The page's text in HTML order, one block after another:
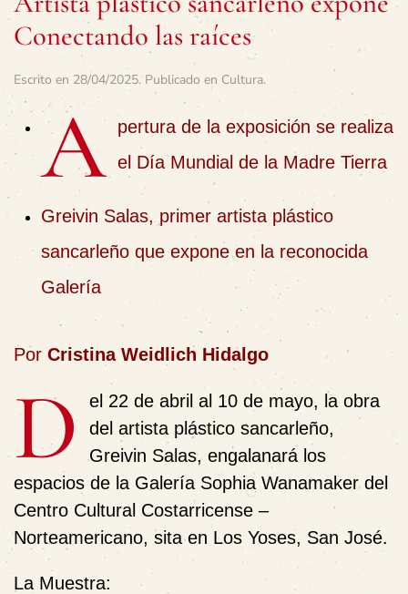
Conectando las raíces
Escrito en 28/04/2025. Publicado en Cultura.
A pertura de la exposición se realiza
el Día Mundial de la Madre Tierra
Greivin Salas, primer artista plástico
sancarleño que expone en la reconocida
Galería
Por Cristina Weidlich Hidalgo
D el 22 de abril al 10 de mayo, la obra
del artista plástico sancarleño,
Greivin Salas, engalanará los
espacios de la Galería Sophia Wanamaker del
Centro Cultural Costarricense –
Norteamericano, sita en Los Yoses, San José.
La Muestra: